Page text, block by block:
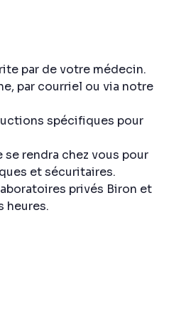
par de votre médecin.
par courriel ou via notre
spécifiques pour
rendra chez vous pour
et sécuritaires.
privés Biron et
heures.